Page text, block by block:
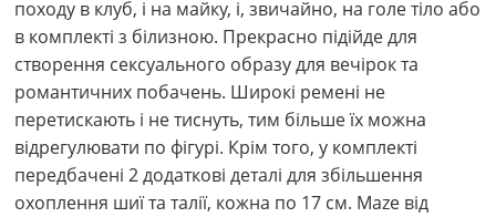
походу в клуб, і на майку, і, звичайно, на голе тіло або
в комплекті з білизною. Прекрасно підійде для
створення сексуального образу для вечірок та
романтичних побачень. Широкі ремені не
перетискають і не тиснуть, тим більше їх можна
відрегулювати по фігурі. Крім того, у комплекті
передбачені 2 додаткові деталі для збільшення
охоплення шиї та талії, кожна по 17 см. Maze від